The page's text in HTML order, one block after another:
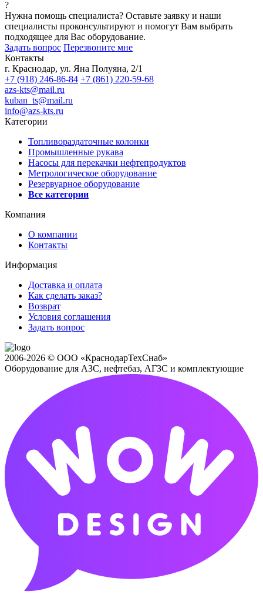
?
Нужна помощь специалиста? Оставьте заявку и наши
специалисты проконсультируют и помогут Вам выбрать
подходящее для Вас оборудование.
Задать вопрос Перезвоните мне
Контакты
г. Краснодар, ул. Яна Полуяна, 2/1
+7 (918) 246-86-84 +7 (861) 220-59-68
azs-kts@mail.ru
kuban_ts@mail.ru
info@azs-kts.ru
Категории
Топливораздаточные колонки
Промышленные рукава
Насосы для перекачки нефтепродуктов
Метрологическое оборудование
Резервуарное оборудование
Все категории
Компания
О компании
Контакты
Информация
Доставка и оплата
Как сделать заказ?
Возврат
Условия соглашения
Задать вопрос
2006-2026 © ООО «КраснодарТехСнаб»
Оборудование для АЗС, нефтебаз, АГЗС и комплектующие